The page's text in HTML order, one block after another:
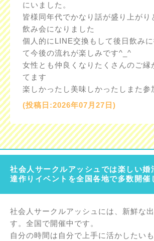
にいました。
皆様同年代でかなり話が盛り上がり
飲み会になりました
個人的にLINE交換もして後日飲み
て今後の流れが楽しみです^_^
女性とも仲良くなりたくさんのご縁
てます
楽しかったし美味しかったしまた参
(投稿日:2026年07月27日)
社会人サークルアッシュでは楽しい婚
達作りイベントを全国各地で多数開催
社会人サークルアッシュには、新鮮な
す。全国で開催中です。
自分の時間は自分で上手に活かしたい